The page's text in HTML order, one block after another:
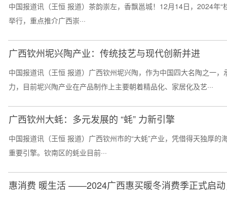
中国报道讯（王恒 报道）茶韵崇左，香飘邕城！12月14日，2024年
举行，重点推介广西崇···
广西钦州坭兴陶产业：传统技艺与现代创新并进
中国报道讯（王恒 报道）广西钦州坭兴陶，作为中国四大名陶之一
力，目前坭兴陶产业在产品制作上主要朝着精品化、家居化及艺···
广西钦州大蚝：多元发展的 “蚝” 力新引擎
中国报道讯（王恒 报道）广西钦州市的“大蚝”产业，凭借得天独厚
重要引擎。钦南区的蚝业目前···
惠消费 暖生活 ——2024广西惠买暖冬消费季正式启动